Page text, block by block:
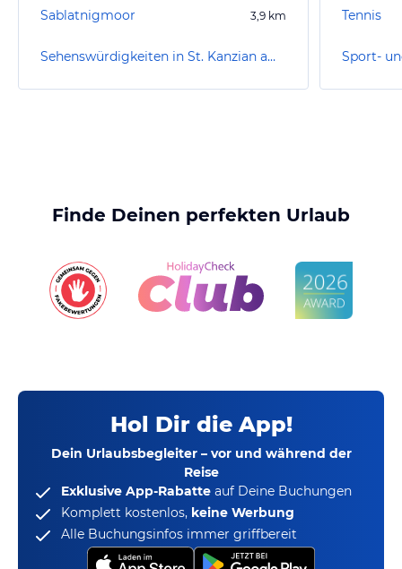
Sablatnigmoor 3,9 km
Sehenswürdigkeiten in St. Kanzian am Klopeiner See
Tennis
Finde Deinen perfekten Urlaub
Hol Dir die App!
Dein Urlaubsbegleiter – vor und während der
Reise
Exklusive App-Rabatte auf Deine Buchungen
Komplett kostenlos, keine Werbung
Alle Buchungsinfos immer griffbereit